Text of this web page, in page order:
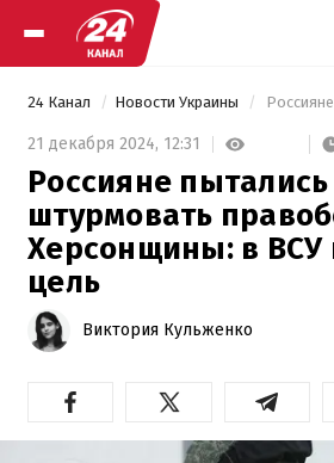
24 Канал Новости Украины
21 декабря 2024, 12:31
Россияне пытались
штурмовать
Херсонщины: в ВСУ
цель
Виктория Кульженко